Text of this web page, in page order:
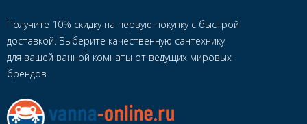
Получите 10% скидку на первую покупку с быстрой
доставкой. Выберите качественную сантехнику
для вашей ванной комнаты от ведущих мировых
брендов.